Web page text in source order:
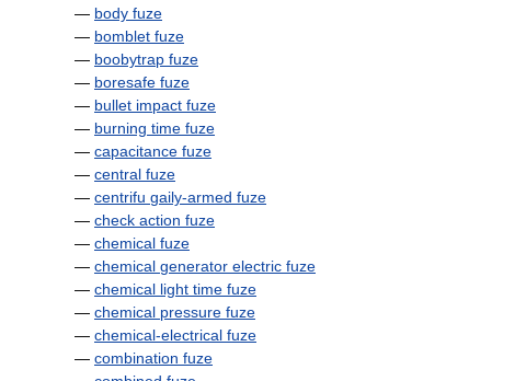
— body fuze
— bomblet fuze
— boobytrap fuze
— boresafe fuze
— bullet impact fuze
— burning time fuze
— capacitance fuze
— central fuze
— centrifu gaily-armed fuze
— check action fuze
— chemical fuze
— chemical generator electric fuze
— chemical light time fuze
— chemical pressure fuze
— chemical-electrical fuze
— combination fuze